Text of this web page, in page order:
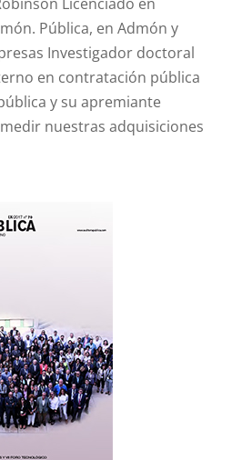
Pública, en Admón y
Investigador doctoral
en contratación pública
y su apremiante
nuestras adquisiciones